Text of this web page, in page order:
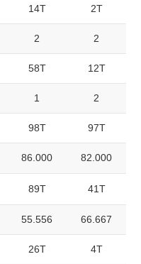
14T 2T
2 2
58T 12T
1 2
98T 97T
86.000 82.000
89T 41T
55.556 66.667
26T 4T